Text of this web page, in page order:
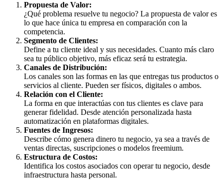
Propuesta de Valor:
¿Qué problema resuelve tu negocio? La propuesta de valor es
lo que hace única tu empresa en comparación con la
competencia.
Segmento de Clientes:
Define a tu cliente ideal y sus necesidades. Cuanto más claro
sea tu público objetivo, más eficaz será tu estrategia.
Canales de Distribución:
Los canales son las formas en las que entregas tus productos o
servicios al cliente. Pueden ser físicos, digitales o ambos.
Relación con el Cliente:
La forma en que interactúas con tus clientes es clave para
generar fidelidad. Desde atención personalizada hasta
automatización en plataformas digitales.
Fuentes de Ingresos:
Describe cómo genera dinero tu negocio, ya sea a través de
ventas directas, suscripciones o modelos freemium.
Estructura de Costos:
Identifica los costos asociados con operar tu negocio, desde
infraestructura hasta personal.